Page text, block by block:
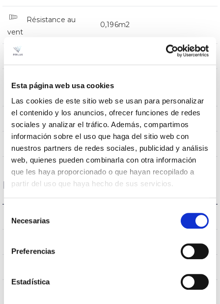
Esta página web usa cookies
Las cookies de este sitio web se usan para personalizar
el contenido y los anuncios, ofrecer funciones de redes
sociales y analizar el tráfico. Además, compartimos
información sobre el uso que haga del sitio web con
nuestros partners de redes sociales, publicidad y análisis
web, quienes pueden combinarla con otra información
que les haya proporcionado o que hayan recopilado a
partir del uso que haya hecho de sus servicios.
Necesarias
Preferencias
Estadística
Résistance au
vent
0,196m2
Position de
Montaje en Brazo,Montaje en
Empalmable NON
Éclairage Directa
Données optiques
Température de coleur 3000K